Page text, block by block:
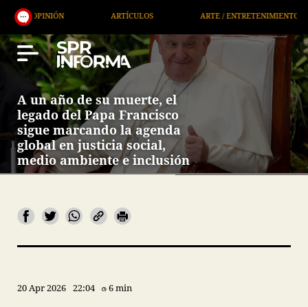
ARTÍCULOS ARTE / ENTRETENIMIENTO ECONOMÍA /
A un año de su muerte, el
legado del Papa Francisco
sigue marcando la agenda
global en justicia social,
medio ambiente e inclusión
20 Apr 2026 22:04 6 min